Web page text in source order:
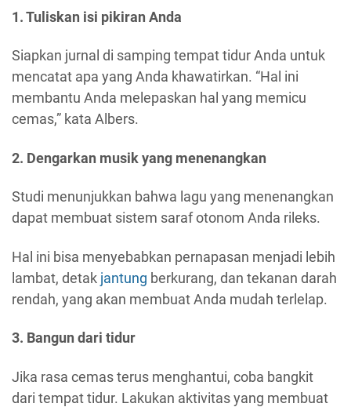
1. Tuliskan isi pikiran Anda
Siapkan jurnal di samping tempat tidur Anda untuk
mencatat apa yang Anda khawatirkan. “Hal ini
membantu Anda melepaskan hal yang memicu
cemas,” kata Albers.
2. Dengarkan musik yang menenangkan
Studi menunjukkan bahwa lagu yang menenangkan
dapat membuat sistem saraf otonom Anda rileks.
Hal ini bisa menyebabkan pernapasan menjadi lebih
lambat, detak jantung berkurang, dan tekanan darah
rendah, yang akan membuat Anda mudah terlelap.
3. Bangun dari tidur
Jika rasa cemas terus menghantui, coba bangkit
dari tempat tidur. Lakukan aktivitas yang membuat